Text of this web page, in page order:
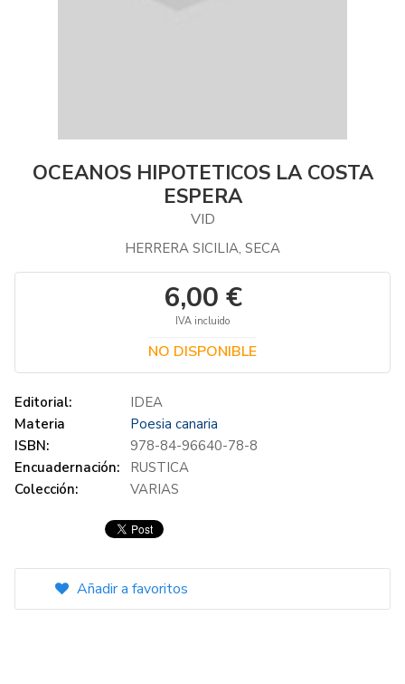
OCEANOS HIPOTETICOS LA COSTA
ESPERA
VID
HERRERA SICILIA, SECA
6,00 €
IVA incluido
NO DISPONIBLE
Editorial:
IDEA
Materia
Poesia canaria
ISBN:
978-84-96640-78-8
Encuadernación:
RUSTICA
Colección:
VARIAS
Añadir a favoritos